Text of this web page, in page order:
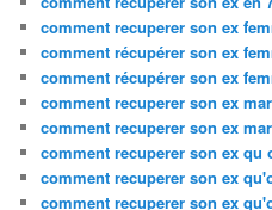
comment recuperer son ex
comment récupérer son ex
comment récupérer son ex
comment recuperer son ex
comment recuperer son ex
comment recuperer son ex qu
comment recuperer son ex
comment recuperer son ex